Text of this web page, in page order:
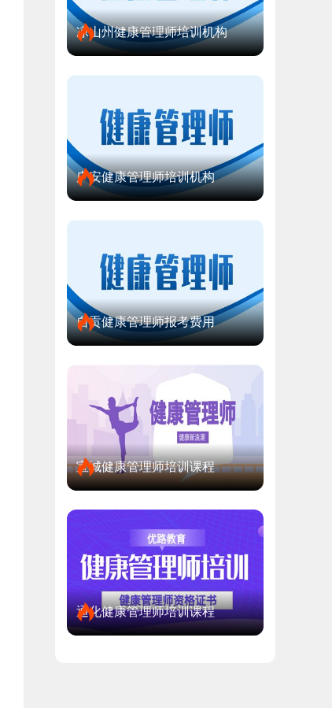
凉山州健康管理师培训机构
广安健康管理师培训机构
自贡健康管理师报考费用
宣城健康管理师培训课程
通化健康管理师培训课程